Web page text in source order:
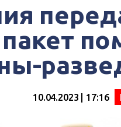
10.04.2023 | 17:16